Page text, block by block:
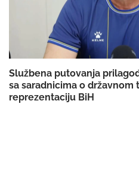
Službena putovanja
sa saradnicima o državnom
reprezentaciju BiH